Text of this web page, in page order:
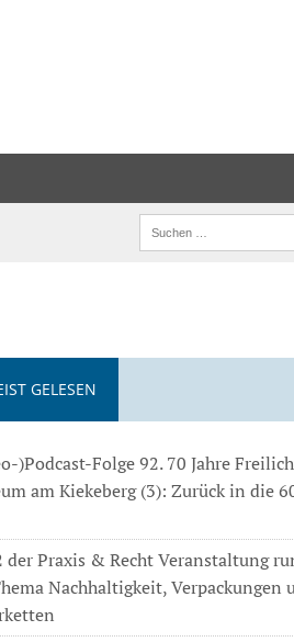
GELESEN
)Podcast-Folge 92. 70 Jahre
am Kiekeberg (3): Zurück in die
der Praxis & Recht Veranstaltung
Nachhaltigkeit, Verpackungen